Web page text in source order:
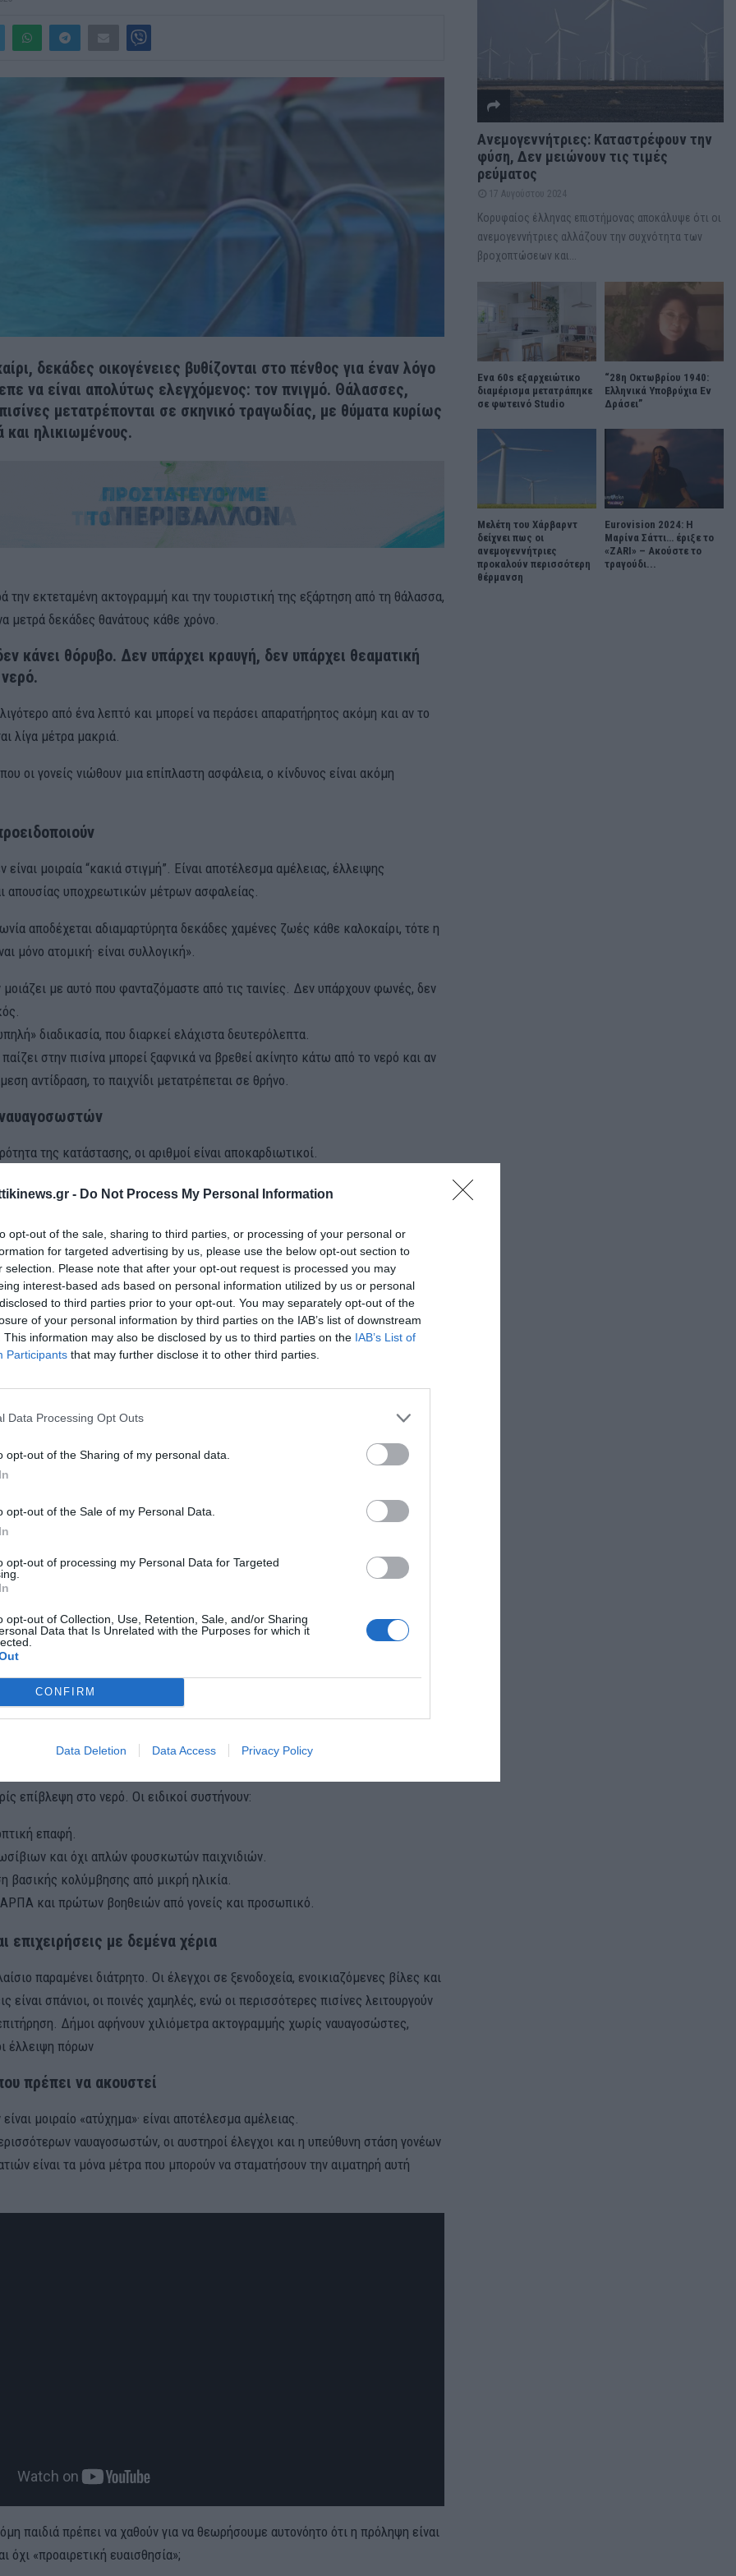
- Do Not Process My Personal Information
opt-out of the sale, sharing to third parties, or processing of your personal or
for targeted advertising by us, please use the below opt-out section to
selection. Please note that after your opt-out request is processed you may
interest-based ads based on personal information utilized by us or personal
to third parties prior to your opt-out. You may separately opt-out of the
of your personal information by third parties on the IAB’s list of downstream
This information may also be disclosed by us to third parties on the IAB’s List of
Participants that may further disclose it to other third parties.
Data Processing Opt Outs
opt-out of the Sharing of my personal data.
opt-out of the Sale of my Personal Data.
opt-out of processing my Personal Data for Targeted
opt-out of Collection, Use, Retention, Sale, and/or Sharing
Data that Is Unrelated with the Purposes for which it
CONFIRM
Data Deletion Data Access Privacy Policy
δεκάδες οικογένειες βυθίζονται στο πένθος για έναν λόγο
να είναι απολύτως ελεγχόμενος: τον πνιγμό. Θάλασσες,
μετατρέπονται σε σκηνικό τραγωδίας, με θύματα κυρίως
και ηλικιωμένους.
την εκτεταμένη ακτογραμμή και την τουριστική της εξάρτηση από τη θάλασσα,
μετρά δεκάδες θανάτους κάθε χρόνο.
κάνει θόρυβο. Δεν υπάρχει κραυγή, δεν υπάρχει θεαματική
από ένα λεπτό και μπορεί να περάσει απαρατήρητος ακόμη και αν το
λίγα μέτρα μακριά.
οι γονείς νιώθουν μια επίπλαστη ασφάλεια, ο κίνδυνος είναι ακόμη
είναι μοιραία “κακιά στιγμή”. Είναι αποτέλεσμα αμέλειας, έλλειψης
απουσίας υποχρεωτικών μέτρων ασφαλείας.
αποδέχεται αδιαμαρτύρητα δεκάδες χαμένες ζωές κάθε καλοκαίρι, τότε η
μόνο ατομική· είναι συλλογική».
μοιάζει με αυτό που φανταζόμαστε από τις ταινίες. Δεν υπάρχουν φωνές, δεν
διαδικασία, που διαρκεί ελάχιστα δευτερόλεπτα.
στην πισίνα μπορεί ξαφνικά να βρεθεί ακίνητο κάτω από το νερό και αν
αντίδραση, το παιχνίδι μετατρέπεται σε θρήνο.
της κατάστασης, οι αριθμοί είναι αποκαρδιωτικοί.
πισίνες αναψυχής υποχρεούνται τυπικά να διαθέτουν, ωστόσο οι έλεγχοι
και οι παραβάσεις συχνές.
εικόνα παρουσιάζουν και πολλές παραλίες.
τουριστικής σεζόν, μεγάλα τμήματα παραλιών μένουν ακάλυπτα, με τους
των επαγγελματικών ενώσεων, οι ανάγκες της χώρας ξεπερνούν
ναυαγοσώστες, ενώ οι διαθέσιμοι είναι λιγότεροι από τους μισούς.
επίβλεψη στο νερό. Οι ειδικοί συστήνουν:
επαφή.
και όχι απλών φουσκωτών παιχνιδιών.
βασικής κολύμβησης από μικρή ηλικία.
και πρώτων βοηθειών από γονείς και προσωπικό.
επιχειρήσεις με δεμένα χέρια
παραμένει διάτρητο. Οι έλεγχοι σε ξενοδοχεία, ενοικιαζόμενες βίλες και
είναι σπάνιοι, οι ποινές χαμηλές, ενώ οι περισσότερες πισίνες λειτουργούν
Δήμοι αφήνουν χιλιόμετρα ακτογραμμής χωρίς ναυαγοσώστες,
έλλειψη πόρων
πρέπει να ακουστεί
μοιραίο «ατύχημα»· είναι αποτέλεσμα αμέλειας.
ναυαγοσωστών, οι αυστηροί έλεγχοι και η υπεύθυνη στάση γονέων
είναι τα μόνα μέτρα που μπορούν να σταματήσουν την αιματηρή αυτή
παιδιά πρέπει να χαθούν για να θεωρήσουμε αυτονόητο ότι η πρόληψη είναι
όχι «προαιρετική ευαισθησία»;
Ανεμογεννήτριες: Καταστρέφουν την
φύση, Δεν μειώνουν τις τιμές
ρεύματος
17 Αυγούστου 2024
Κορυφαίος έλληνας επιστήμονας αποκάλυψε ότι οι
ανεμογεννήτριες αλλάζουν την συχνότητα των
βροχοπτώσεων και...
Ένα 60s εξαρχειώτικο
διαμέρισμα μετατράπηκε
σε φωτεινό Studio
“28η Οκτωβρίου 1940:
Ελληνικά Υποβρύχια Εν
Δράσει”
Μελέτη του Χάρβαρντ
δείχνει πως οι
ανεμογεννήτριες
προκαλούν περισσότερη
θέρμανση
Eurovision 2024: Η
Μαρίνα Σάττι… έριξε το
«ZARI» – Ακούστε το
τραγούδι...